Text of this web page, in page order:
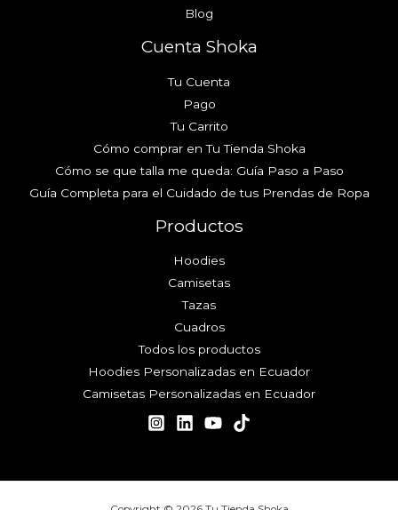
Blog
Cuenta Shoka
Tu Cuenta
Pago
Tu Carrito
Cómo comprar en Tu Tienda Shoka
Cómo se que talla me queda: Guía Paso a Paso
Guía Completa para el Cuidado de tus Prendas de Ropa
Productos
Hoodies
Camisetas
Tazas
Cuadros
Todos los productos
Hoodies Personalizadas en Ecuador
Camisetas Personalizadas en Ecuador